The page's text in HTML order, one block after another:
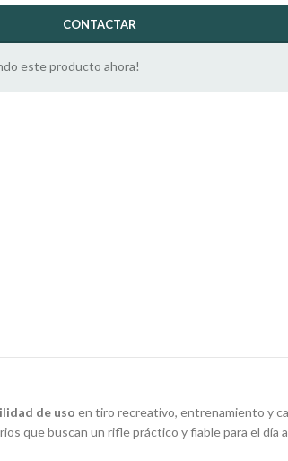
CONTACTAR
este producto ahora!
de uso en tiro recreativo, entrenamiento y
que buscan un rifle práctico y fiable para el día a